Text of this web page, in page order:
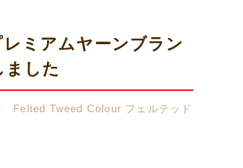
ミアムヤーンブラン
ました
Felted Tweed Colour フェルテッド